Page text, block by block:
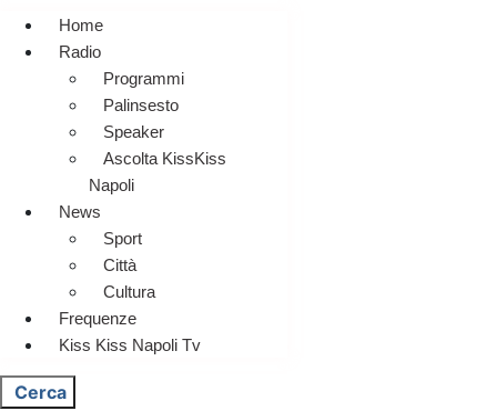
Home
Radio
Programmi
Palinsesto
Speaker
Ascolta KissKiss
Napoli
News
Sport
Città
Cultura
Frequenze
Kiss Kiss Napoli Tv
Cerca